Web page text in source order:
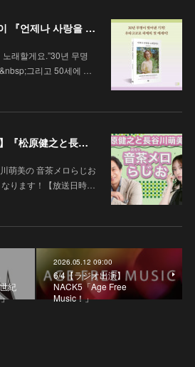
우타고코로 리에 첫 에세이 『언제나 사랑을 노래할게요』
래할게요.”30년 무명
그리고 50세에 …
8/15～8/26【ラジオ出演】『松原健之と長谷川萌美の 音茶メロらじお♪』
萌美の 音茶メロらじお
ります！【放送日時…
紀
2026.05.12 09:00
6/4【ラジオ出演】
NACK5「Age Free
Music！」